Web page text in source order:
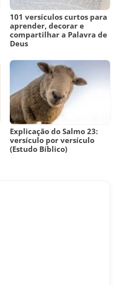
101 versículos curtos para
aprender, decorar e
compartilhar a Palavra de
Deus
Explicação do Salmo 23:
versículo por versículo
(Estudo Bíblico)